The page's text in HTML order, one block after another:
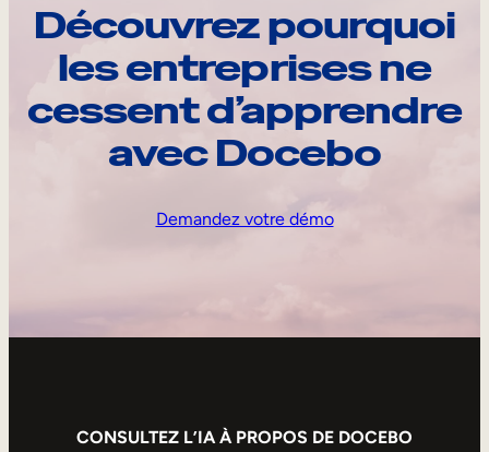
Découvrez pourquoi
les entreprises ne
cessent d’apprendre
avec Docebo
Demandez votre démo
CONSULTEZ L’IA À PROPOS DE DOCEBO